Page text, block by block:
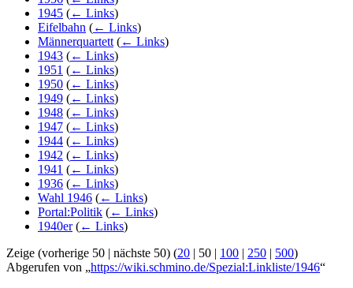
1945 (← Links)
Eifelbahn (← Links)
Männerquartett (← Links)
1943 (← Links)
1951 (← Links)
1950 (← Links)
1949 (← Links)
1948 (← Links)
1947 (← Links)
1944 (← Links)
1942 (← Links)
1941 (← Links)
1936 (← Links)
Wahl 1946 (← Links)
Portal:Politik (← Links)
1940er (← Links)
Zeige (vorherige 50 | nächste 50) (20 | 50 | 100 | 250 | 500)
Abgerufen von „https://wiki.schmino.de/Spezial:Linkliste/1946“